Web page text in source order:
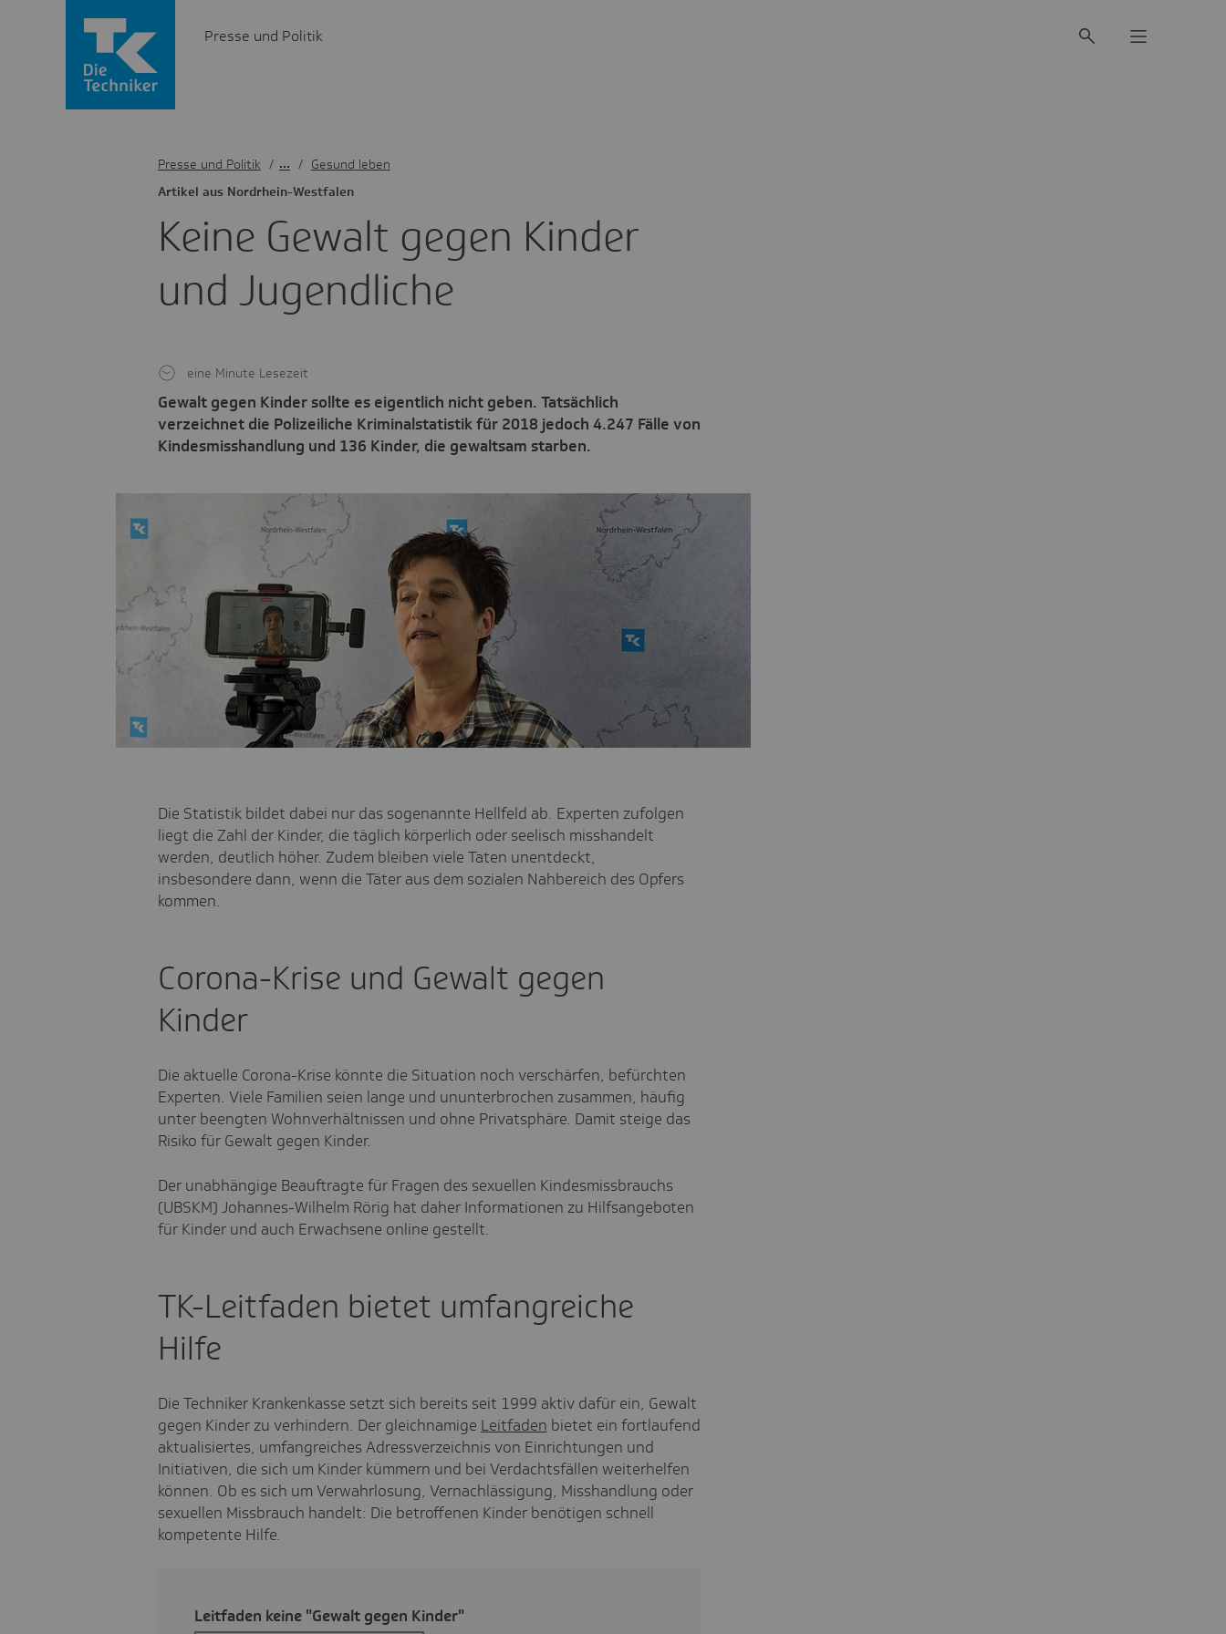
Presse und Politik
Keine Gewalt gegen Kinder
und Jugend­liche
Artikel aus Nord­rhein-West­falen
Gewalt gegen Kinder sollte es eigentlich nicht geben. Tatsächlich
verzeichnet die Polizeiliche Kriminalstatistik für 2018 jedoch 4.247 Fälle von
Kindesmisshandlung und 136 Kinder, die gewaltsam starben.
eine Minute Lesezeit
Presse und Politik / Gesund leben
Die Statistik bildet dabei nur das sogenannte Hellfeld ab. Experten zufolgen
liegt die Zahl der Kinder, die täglich körperlich oder seelisch misshandelt
werden, deutlich höher. Zudem bleiben viele Taten unentdeckt,
insbesondere dann, wenn die Täter aus dem sozialen Nahbereich des Opfers
kommen.
Corona-Krise und Gewalt gegen
Kinder
Die aktuelle Corona-Krise könnte die Situation noch verschärfen, befürchten
Experten. Viele Familien seien lange und ununterbrochen zusammen, häufig
unter beengten Wohnverhältnissen und ohne Privatsphäre. Damit steige das
Risiko für Gewalt gegen Kinder.
Der unabhängige Beauftragte für Fragen des sexuellen Kindesmissbrauchs
(UBSKM) Johannes-Wilhelm Rörig hat daher Informationen zu Hilfsangeboten
für Kinder und auch Erwachsene online gestellt.
TK-Leitfaden bietet umfangreiche
Hilfe
Die Techniker Krankenkasse setzt sich bereits seit 1999 aktiv dafür ein, Gewalt
gegen Kinder zu verhindern. Der gleichnamige Leitfaden bietet ein fortlaufend
aktualisiertes, umfangreiches Adressverzeichnis von Einrichtungen und
Initiativen, die sich um Kinder kümmern und bei Verdachtsfällen weiterhelfen
können. Ob es sich um Verwahrlosung, Vernachlässigung, Misshandlung oder
sexuellen Missbrauch handelt: Die betroffenen Kinder benötigen schnell
kompetente Hilfe.
Leit­faden keine "Gewalt gegen Kinder"